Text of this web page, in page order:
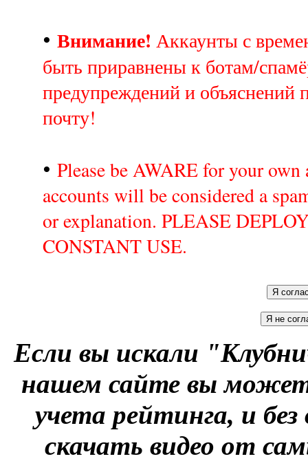
• Внимание! Аккаунты с
быть приравнены к ботам/
предупреждений и объяснений
почту!
• Please be AWARE for your
accounts will be considered a
or explanation. PLEASE
CONSTANT USE.
Если вы искали
нашем сайте вы
учета рейтинга, и
скачать видео от